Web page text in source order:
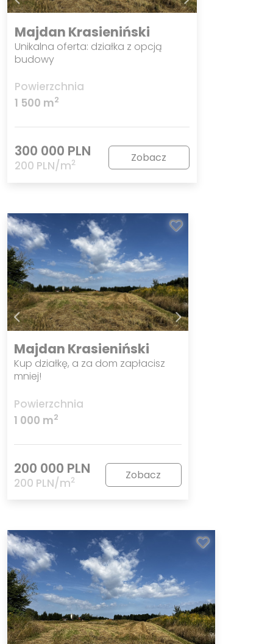
Majdan Krasieniński
Unikalna oferta: działka z opcją
budowy
Powierzchnia
1 500 m2
300 000 PLN
200 PLN/m2 Zobacz
Majdan Krasieniński
Kup działkę, a za dom zapłacisz
mniej!
Powierzchnia
1 000 m2
200 000 PLN
200 PLN/m2 Zobacz